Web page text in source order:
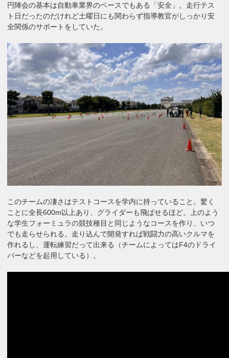
円陣会の基本は自動車業界のベースでもある「安全」。走行テス
ト日だったのだけれど土曜日にも関わらず指導教官がしっかり安
全関係のサポートをしていた。
このチームの凄さはテストコースを学内に持っていること。驚く
ことに全長600m以上あり、グライダーも飛ばせるほど。上のよう
な学生フォーミュラの競技種目と同じようなコースを作り、いつ
でも走らせられる。走り込んで開発すれば戦闘力の高いクルマを
作れるし、運転練習だって出来る（チームによってはF4のドライ
バーなどを起用している）。